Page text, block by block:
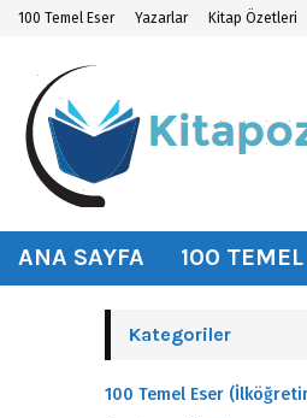
100 Temel Eser Yazarlar Kitap Özetleri
ANA SAYFA 100
Kategoriler
100 Temel Eser